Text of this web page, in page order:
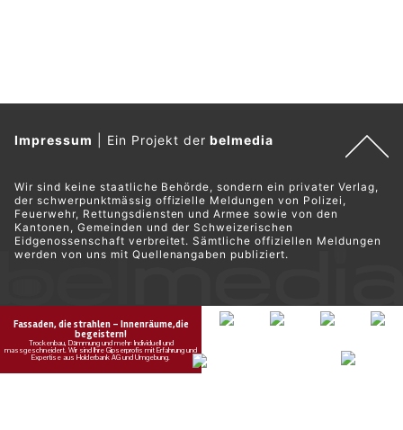
Impressum Ein Projekt derbelmedia
Wir sind keine staatliche Behörde, sondern ein privater Verlag,
der schwerpunktmässig offizielle Meldungen von Polizei,
Feuerwehr, Rettungsdiensten und Armee sowie von den
Kantonen, Gemeinden und der Schweizerischen
Eidgenossenschaft verbreitet. Sämtliche offiziellen Meldungen
werden von uns mit Quellenangaben publiziert.